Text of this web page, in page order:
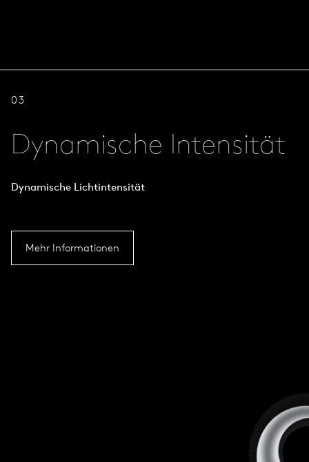
03
Dynamische Intensität
Dynamische Lichtintensität
Mehr Informationen